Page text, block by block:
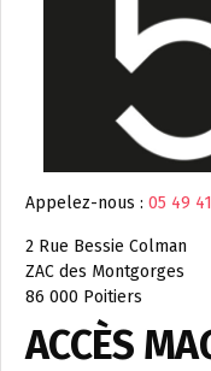
Appelez-nous : 05 49
2 Rue Bessie Colman
ZAC des Montgorges
86 000 Poitiers
ACCÈS